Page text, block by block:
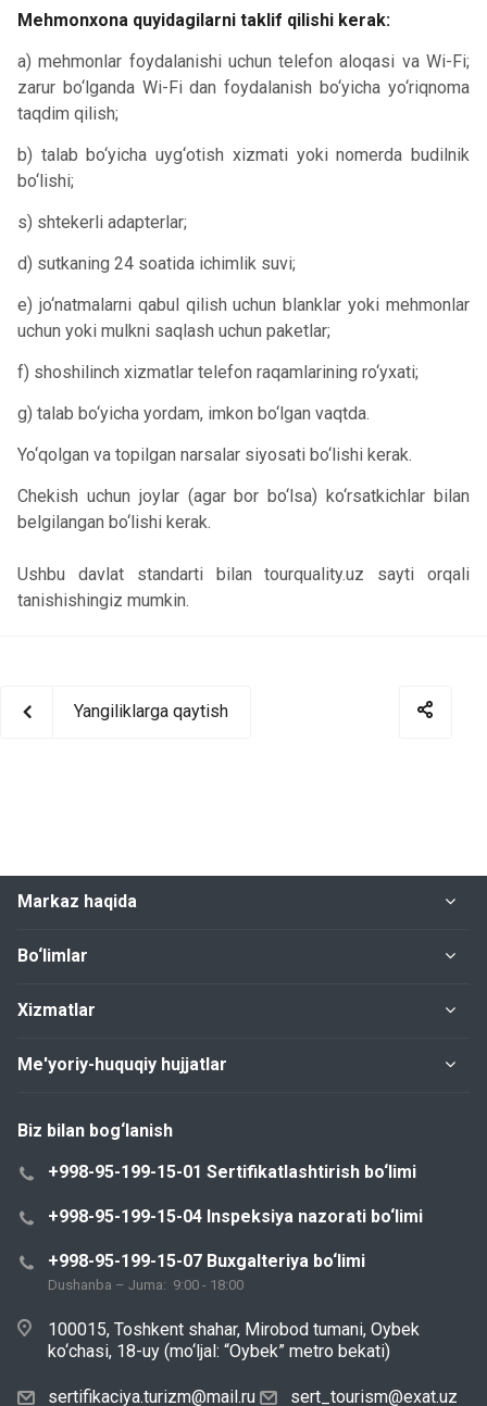
Mehmonxona quyidagilarni taklif qilishi kerak:
a) mehmonlar foydalanishi uchun telefon aloqasi va Wi-Fi;
zarur bo‘lganda Wi-Fi dan foydalanish bo‘yicha yo‘riqnoma
taqdim qilish;
b) talab bo‘yicha uyg‘otish xizmati yoki nomerda budilnik
bo‘lishi;
s) shtekerli adapterlar;
d) sutkaning 24 soatida ichimlik suvi;
e) jo‘natmalarni qabul qilish uchun blanklar yoki mehmonlar
uchun yoki mulkni saqlash uchun paketlar;
f) shoshilinch xizmatlar telefon raqamlarining ro‘yxati;
g) talab bo‘yicha yordam, imkon bo‘lgan vaqtda.
Yo‘qolgan va topilgan narsalar siyosati bo‘lishi kerak.
Chekish uchun joylar (agar bor bo‘lsa) ko‘rsatkichlar bilan
belgilangan bo‘lishi kerak.
Ushbu davlat standarti bilan tourquality.uz sayti orqali
tanishishingiz mumkin.
Yangiliklarga qaytish
Markaz haqida
Bo‘limlar
Xizmatlar
Me'yoriy-huquqiy hujjatlar
Biz bilan bog‘lanish
+998-95-199-15-01 Sertifikatlashtirish bo‘limi
+998-95-199-15-04 Inspeksiya nazorati bo‘limi
+998-95-199-15-07 Buxgalteriya bo‘limi
Dushanba – Juma: 9:00 - 18:00
100015, Toshkent shahar, Mirobod tumani, Oybek
ko‘chasi, 18-uy (mo‘ljal: “Oybek” metro bekati)
sertifikaciya.turizm@mail.ru sert_tourism@exat.uz